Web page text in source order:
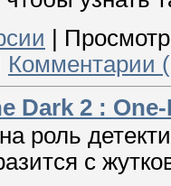
Комментарии
Dark 2 :
роль
с